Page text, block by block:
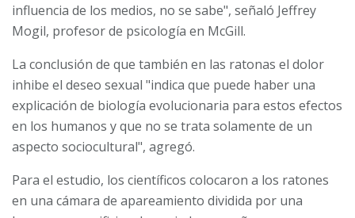
influencia de los medios, no se sabe", señaló Jeffrey
Mogil, profesor de psicología en McGill.
La conclusión de que también en las ratonas el dolor
inhibe el deseo sexual "indica que puede haber una
explicación de biología evolucionaria para estos efectos
en los humanos y que no se trata solamente de un
aspecto sociocultural", agregó.
Para el estudio, los científicos colocaron a los ratones
en una cámara de apareamiento dividida por una